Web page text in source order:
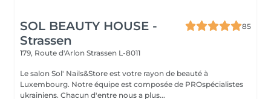
SOL BEAUTY HOUSE -
Strassen
85
179, Route d'Arlon Strassen L-8011
Le salon Sol' Nails&Store est votre rayon de beauté à
Luxembourg. Notre équipe est composée de PROspécialistes
ukrainiens. Chacun d'entre nous a plus...